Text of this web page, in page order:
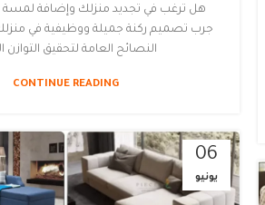
هل ترغب في تجديد منزلك وإضافة لمسة
جرب تصميم ركنة جميلة ووظيفية في
النصائح العامة لتحقيق التوازن
CONTINUE READING
06
يونيو